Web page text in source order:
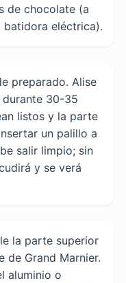
de chocolate (a
batidora eléctrica).
preparado. Alise
durante 30-35
listos y la parte
un palillo a
salir limpio; sin
y se verá
la parte superior
de Grand Marnier.
aluminio o